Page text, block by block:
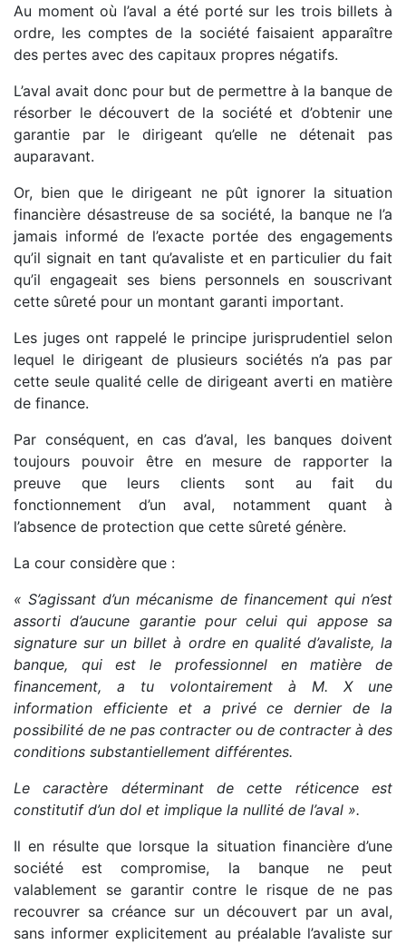
Au moment où l’aval a été porté sur les trois billets à
ordre, les comptes de la société faisaient apparaître
des pertes avec des capitaux propres négatifs.
L’aval avait donc pour but de permettre à la banque de
résorber le découvert de la société et d’obtenir une
garantie par le dirigeant qu’elle ne détenait pas
auparavant.
Or, bien que le dirigeant ne pût ignorer la situation
financière désastreuse de sa société, la banque ne l’a
jamais informé de l’exacte portée des engagements
qu’il signait en tant qu’avaliste et en particulier du fait
qu’il engageait ses biens personnels en souscrivant
cette sûreté pour un montant garanti important.
Les juges ont rappelé le principe jurisprudentiel selon
lequel le dirigeant de plusieurs sociétés n’a pas par
cette seule qualité celle de dirigeant averti en matière
de finance.
Par conséquent, en cas d’aval, les banques doivent
toujours pouvoir être en mesure de rapporter la
preuve que leurs clients sont au fait du
fonctionnement d’un aval, notamment quant à
l’absence de protection que cette sûreté génère.
La cour considère que :
« S’agissant d’un mécanisme de financement qui n’est
assorti d’aucune garantie pour celui qui appose sa
signature sur un billet à ordre en qualité d’avaliste, la
banque, qui est le professionnel en matière de
financement, a tu volontairement à M. X une
information efficiente et a privé ce dernier de la
possibilité de ne pas contracter ou de contracter à des
conditions substantiellement différentes.
Le caractère déterminant de cette réticence est
constitutif d’un dol et implique la nullité de l’aval ».
Il en résulte que lorsque la situation financière d’une
société est compromise, la banque ne peut
valablement se garantir contre le risque de ne pas
recouvrer sa créance sur un découvert par un aval,
sans informer explicitement au préalable l’avaliste sur